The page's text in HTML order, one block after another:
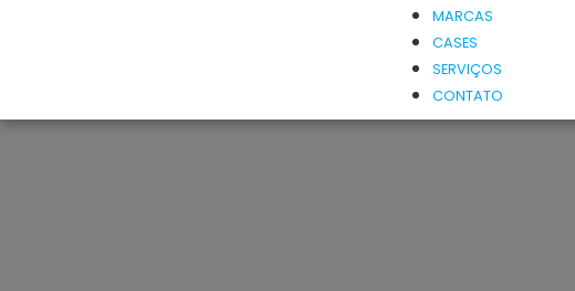
MARCAS
CASES
SERVIÇOS
CONTATO